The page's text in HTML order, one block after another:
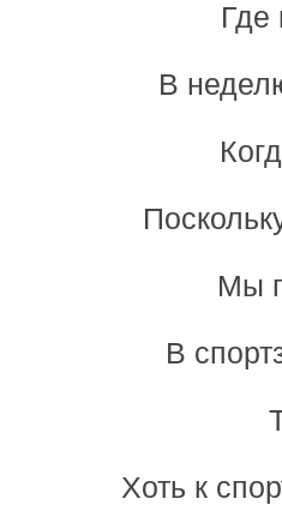
Где
В
Мы
В
Хоть к